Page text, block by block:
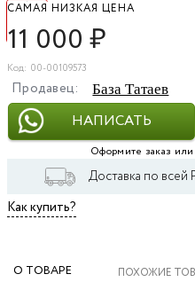
САМАЯ НИЗКАЯ ЦЕНА
11 000₽
Код: 00-00109573
Продавец: База Татаев
НАПИСАТЬ
Оформите заказ или
Доставка по всей
Как купить?
О ТОВАРЕ ПОХОЖИЕ